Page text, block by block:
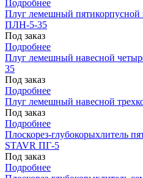
Подробнее
Плуг лемешный пятикорпусной
ПЛН-5-35
Под заказ
Подробнее
Плуг лемешный навесной
35
Под заказ
Подробнее
Плуг лемешный навесной
Под заказ
Подробнее
Плоскорез-глубокорыхлитель
STAVR ПГ-5
Под заказ
Подробнее